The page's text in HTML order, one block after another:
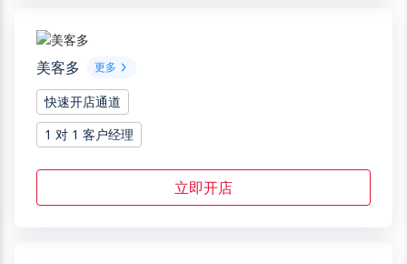
美客多 更多
快速开店通道
1 对 1 客户经理
立即开店